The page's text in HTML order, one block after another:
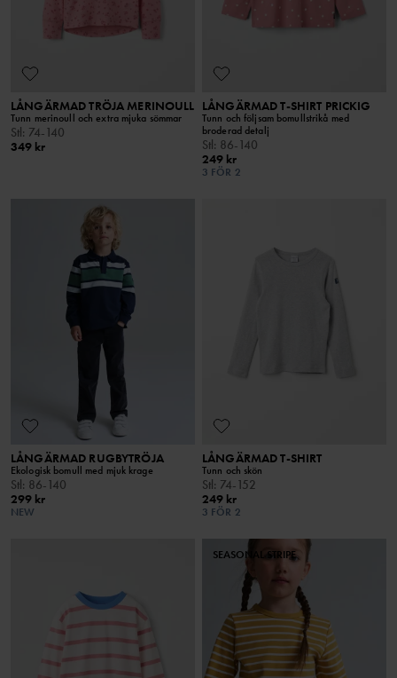
LÅNGÄRMAD TRÖJA MERINOULL
Tunn merinoull och extra mjuka sömmar
Stl: 74-140
349 kr
LÅNGÄRMAD T-SHIRT PRICKIG
Tunn och följsam bomullstrikå med
broderad detalj
Stl: 86-140
249 kr
3 FÖR 2
LÅNGÄRMAD RUGBYTRÖJA
Ekologisk bomull med mjuk krage
Stl: 86-140
299 kr
NEW
LÅNGÄRMAD T-SHIRT
Tunn och skön
Stl: 74-152
249 kr
3 FÖR 2
SEASONAL STRIPE